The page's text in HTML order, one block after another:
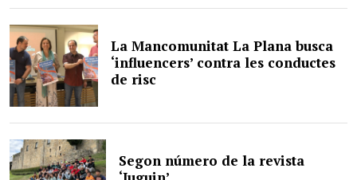
La Mancomunitat La Plana busca
‘influencers’ contra les conductes
de risc
Segon número de la revista